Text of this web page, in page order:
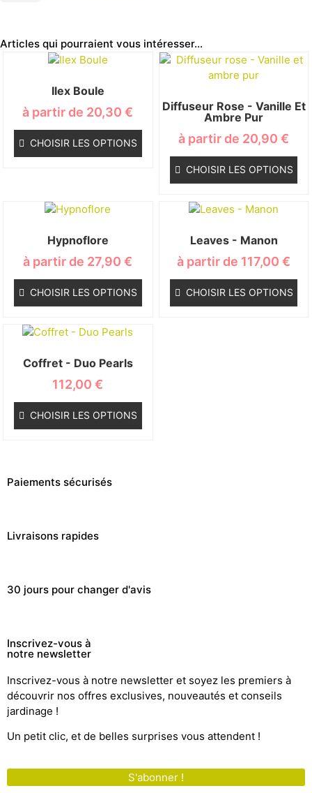
Articles qui pourraient vous intéresser...
Ilex Boule
à partir de 20,30€
CHOISIR LES OPTIONS
Diffuseur Rose - Vanille Et
Ambre Pur
à partir de 20,90€
CHOISIR LES OPTIONS
Hypnoflore
à partir de 27,90€
CHOISIR LES OPTIONS
Leaves - Manon
à partir de 117,00€
CHOISIR LES OPTIONS
Coffret - Duo Pearls
112,00€
CHOISIR LES OPTIONS
Paiements sécurisés
Livraisons rapides
30 jours pour changer d'avis
Inscrivez-vous à
notre newsletter
Inscrivez-vous à notre newsletter et soyez les premiers à
découvrir nos offres exclusives, nouveautés et conseils
jardinage !
Un petit clic, et de belles surprises vous attendent !
S'abonner !